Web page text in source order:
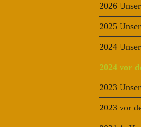
2026
2025
2024
2024 vor
2023
2023 vor